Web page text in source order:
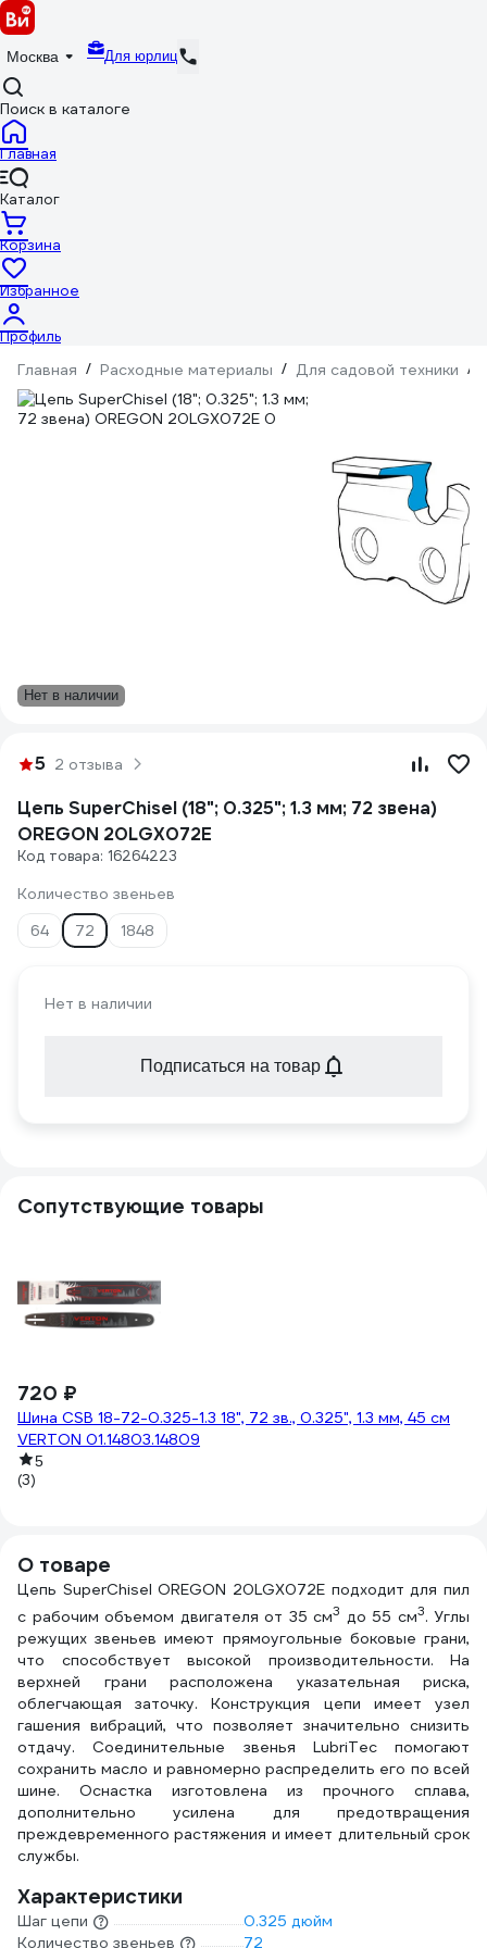
Москва Для юрлиц
Поиск в каталоге
Главная
Каталог
Корзина
Избранное
Профиль
Главная / Расходные материалы / Для садовой техники /
Нет в наличии
5 2 отзыва
Цепь SuperChisel (18"; 0.325"; 1.3 мм; 72 звена)
OREGON 20LGX072E
Код товара: 16264223
Количество звеньев
64
72 1848
Нет в наличии
Подписаться на товар
Сопутствующие товары
720 ₽
Шина CSB 18-72-0.325-1.3 18", 72 зв., 0.325", 1.3 мм, 45 см
VERTON 01.14803.14809
5
(3)
О товаре
Цепь SuperChisel OREGON 20LGX072E подходит для пил
с рабочим объемом двигателя от 35 см3 до 55 см3. Углы
режущих звеньев имеют прямоугольные боковые грани,
что способствует высокой производительности. На
верхней грани расположена указательная риска,
облегчающая заточку. Конструкция цепи имеет узел
гашения вибраций, что позволяет значительно снизить
отдачу. Соединительные звенья LubriTec помогают
сохранить масло и равномерно распределить его по всей
шине. Оснастка изготовлена из прочного сплава,
дополнительно усилена для предотвращения
преждевременного растяжения и имеет длительный срок
службы.
Характеристики
Шаг цепи
0.325 дюйм
Количество звеньев
72